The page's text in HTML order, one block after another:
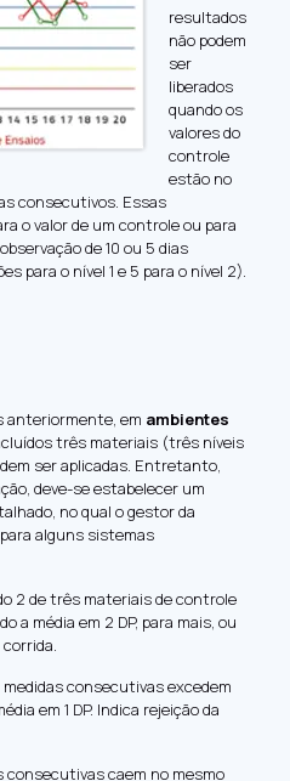
resultados
não podem
ser
liberados
quando os
valores do
controle
estão no
consecutivos. Essas
o valor de um controle ou para
de 10 ou 5 dias
para o nível 1 e 5 para o nível 2).
anteriormente, em ambientes
três materiais (três níveis
ser aplicadas. Entretanto,
deve-se estabelecer um
no qual o gestor da
alguns sistemas
2 de três materiais de controle
a média em 2 DP, para mais, ou
consecutivas excedem
em 1 DP. Indica rejeição da
consecutivas caem no mesmo